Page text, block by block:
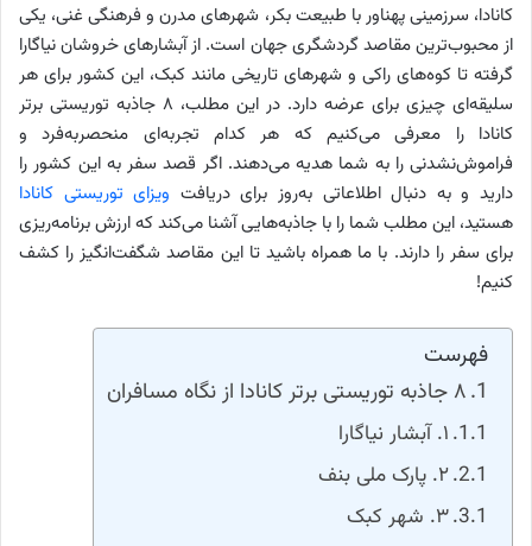
کانادا، سرزمینی پهناور با طبیعت بکر، شهرهای مدرن و فرهنگی غنی، یکی
از محبوب‌ترین مقاصد گردشگری جهان است. از آبشارهای خروشان نیاگارا
گرفته تا کوه‌های راکی و شهرهای تاریخی مانند کبک، این کشور برای هر
سلیقه‌ای چیزی برای عرضه دارد. در این مطلب، ۸ جاذبه توریستی برتر
کانادا را معرفی می‌کنیم که هر کدام تجربه‌ای منحصربه‌فرد و
فراموش‌نشدنی را به شما هدیه می‌دهند. اگر قصد سفر به این کشور را
دارید و به دنبال اطلاعاتی به‌روز برای دریافت ویزای توریستی کانادا
هستید، این مطلب شما را با جاذبه‌هایی آشنا می‌کند که ارزش برنامه‌ریزی
برای سفر را دارند. با ما همراه باشید تا این مقاصد شگفت‌انگیز را کشف
کنیم!
فهرست
۸ جاذبه توریستی برتر کانادا از نگاه مسافران
۱. آبشار نیاگارا
۲. پارک ملی بنف
۳. شهر کبک